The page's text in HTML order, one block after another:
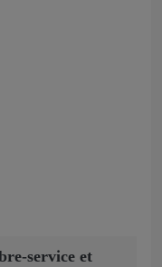
service et